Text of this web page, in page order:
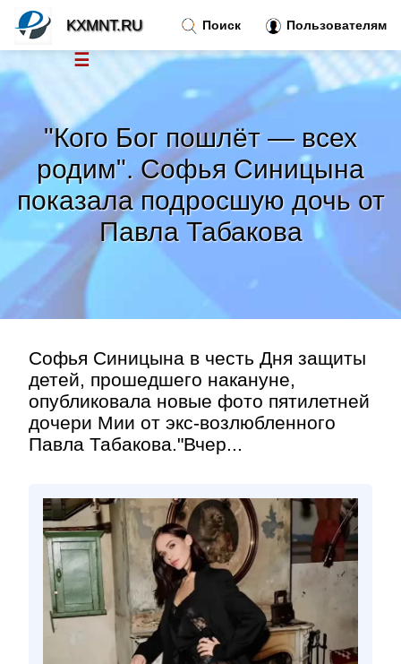
"Кого Бог пошлёт — всех
родим". Софья Синицына
показала подросшую дочь от
Павла Табакова
Софья Синицына в честь Дня защиты
детей, прошедшего накануне,
опубликовала новые фото пятилетней
дочери Мии от экс-возлюбленного
Павла Табакова."Вчер...
Поиск Пользователям
KXMNT.RU
☰
Тренды новостей»
Рубрики»
Правила »